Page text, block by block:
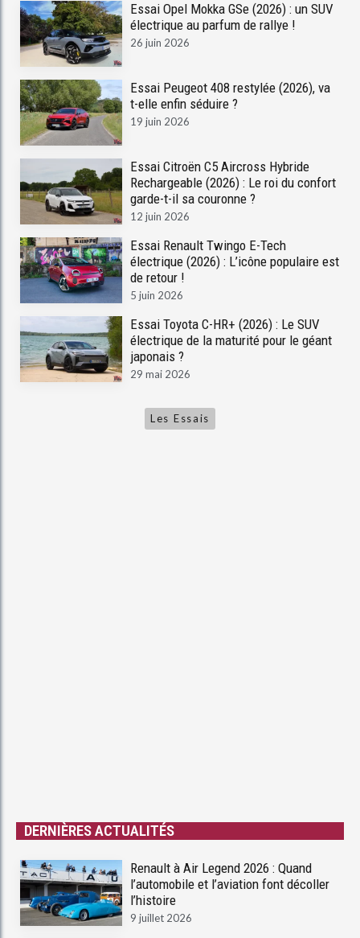
Essai Opel Mokka GSe (2026) : un SUV
électrique au parfum de rallye !
26 juin 2026
Essai Peugeot 408 restylée (2026), va
t-elle enfin séduire ?
19 juin 2026
Essai Citroën C5 Aircross Hybride
Rechargeable (2026) : Le roi du confort
garde-t-il sa couronne ?
12 juin 2026
Essai Renault Twingo E-Tech
électrique (2026) : L’icône populaire est
de retour !
5 juin 2026
Essai Toyota C-HR+ (2026) : Le SUV
électrique de la maturité pour le géant
japonais ?
29 mai 2026
Les Essais
DERNIÈRES ACTUALITÉS
Renault à Air Legend 2026 : Quand
l’automobile et l’aviation font décoller
l’histoire
9 juillet 2026